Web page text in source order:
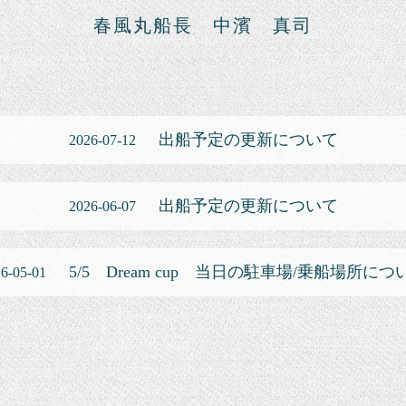
春風丸船長 中濱 真司
2026-07-12 出船予定の更新について
2026-06-07 出船予定の更新について
05-01 5/5 Dream cup 当日の駐車場/乗船場所につ